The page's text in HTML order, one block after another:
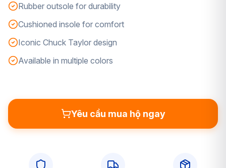
Rubber outsole for durability
Cushioned insole for comfort
Iconic Chuck Taylor design
Available in multiple colors
Yêu cầu mua hộ ngay